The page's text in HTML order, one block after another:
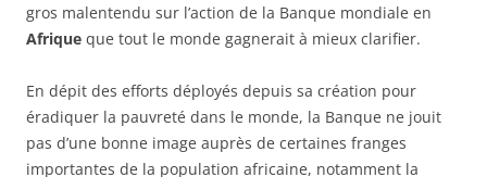
gros malentendu sur l’action de la Banque mondiale en
Afrique que tout le monde gagnerait à mieux clarifier.
En dépit des efforts déployés depuis sa création pour
éradiquer la pauvreté dans le monde, la Banque ne jouit
pas d’une bonne image auprès de certaines franges
importantes de la population africaine, notamment la